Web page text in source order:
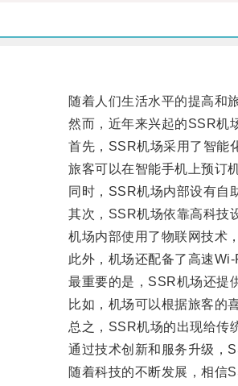
随着人们生活水平的提高和旅
然而，近年来兴起的SSR机场
首先，SSR机场采用了智能化
旅客可以在智能手机上预订机
同时，SSR机场内部设有自助
其次，SSR机场依靠高科技设
机场内部使用了物联网技术，
此外，机场还配备了高速Wi-Fi
最重要的是，SSR机场还提供
比如，机场可以根据旅客的喜
总之，SSR机场的出现给传统
通过技术创新和服务升级，
随着科技的不断发展，相信